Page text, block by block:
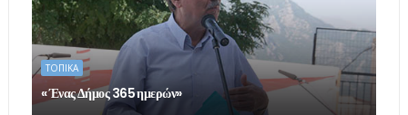
ΤΟΠΙΚΑ
« Ένας Δήμος 365 ημερών»